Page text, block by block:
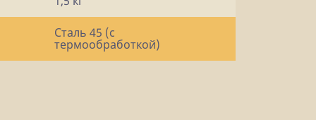
Сталь 45 (с
термообработкой)